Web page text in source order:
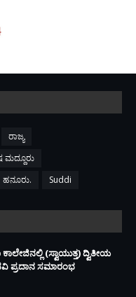
ರಾಜ್ಯ
ಹನೂರು. Suddi
(ಸ್ವಾಯುತ್ತ) ದ್ವಿತೀಯ
ಪ್ರದಾನ ಸಮಾರಂಭ